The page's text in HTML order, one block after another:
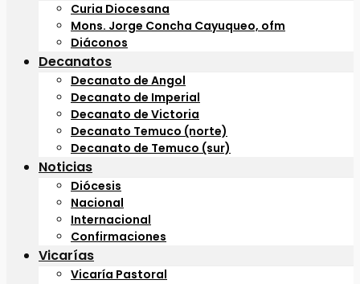
Curia Diocesana
Mons. Jorge Concha Cayuqueo, ofm
Diáconos
Decanatos
Decanato de Angol
Decanato de Imperial
Decanato de Victoria
Decanato Temuco (norte)
Decanato de Temuco (sur)
Noticias
Diócesis
Nacional
Internacional
Confirmaciones
Vicarías
Vicaría Pastoral